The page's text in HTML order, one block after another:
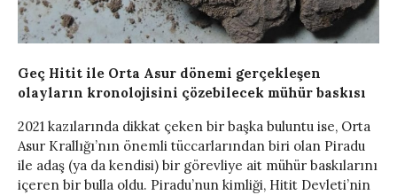
Geç Hitit ile Orta Asur dönemi gerçekleşen
olayların kronolojisini çözebilecek mühür baskısı
2021 kazılarında dikkat çeken bir başka buluntu ise, Orta
Asur Krallığı’nın önemli tüccarlarından biri olan Piradu
ile adaş (ya da kendisi) bir görevliye ait mühür baskılarını
içeren bir bulla oldu. Piradu’nun kimliği, Hitit Devleti’nin